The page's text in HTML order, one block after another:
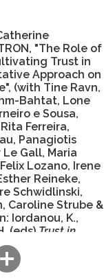
"The Role of
Trust in
Approach on
(with Tine Ravn,
Bahtat, Lone
e Sousa,
Ferreira,
Panagiotis
Le Gall, Maria
Lozano, Irene
Reineke,
Schwidlinski,
Caroline Strube &
Iordanou, K.,
(eds) Trust in
in Research